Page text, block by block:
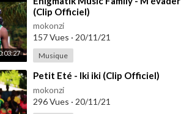
mais jamais tu payes
mais t'as les poches vides
pour de la money
(Clip Officiel)
mokonzi
157 Vues · 20/11/21
Musique
⁣Petit Eté - Iki iki (Clip Officiel)
mokonzi
296 Vues · 20/11/21